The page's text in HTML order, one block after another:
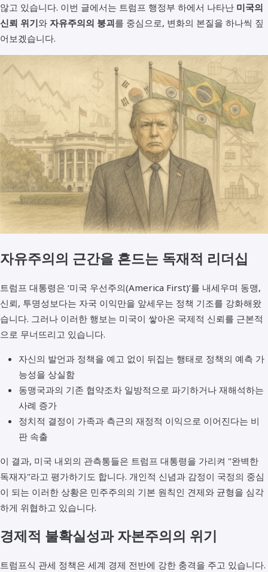
않고 있습니다. 이번 글에서는 트럼프 행정부 하에서 나타난 미국의
신뢰 위기와 자유주의의 붕괴를 중심으로, 변화의 본질을 하나씩 짚
어보겠습니다.
자유주의의 근간을 흔드는 독재적 리더십
트럼프 대통령은 ‘미국 우선주의(America First)’를 내세우며 동맹,
신뢰, 투명성보다는 자국 이익만을 앞세우는 정책 기조를 강화해왔
습니다. 그러나 이러한 행보는 미국이 쌓아온 국제적 신뢰를 근본적
으로 무너뜨리고 있습니다.
자신의 발언과 정책을 예고 없이 뒤집는 행태로 정책의 예측 가
능성을 상실함
동맹국과의 기존 협약조차 일방적으로 파기하거나 재해석하는
사례 증가
정치적 결정이 가족과 측근의 재정적 이익으로 이어진다는 비
판 속출
이 결과, 미국 내외의 관측통들은 트럼프 대통령을 가리켜 "완벽한
독재자"라고 평가하기도 합니다. 개인적 신념과 감정이 국정의 중심
이 되는 이러한 상황은 민주주의의 기본 원칙인 견제와 균형을 심각
하게 위협하고 있습니다.
경제적 불확실성과 자본주의의 위기
트럼프식 관세 정책은 세계 경제 전반에 강한 충격을 주고 있습니다.